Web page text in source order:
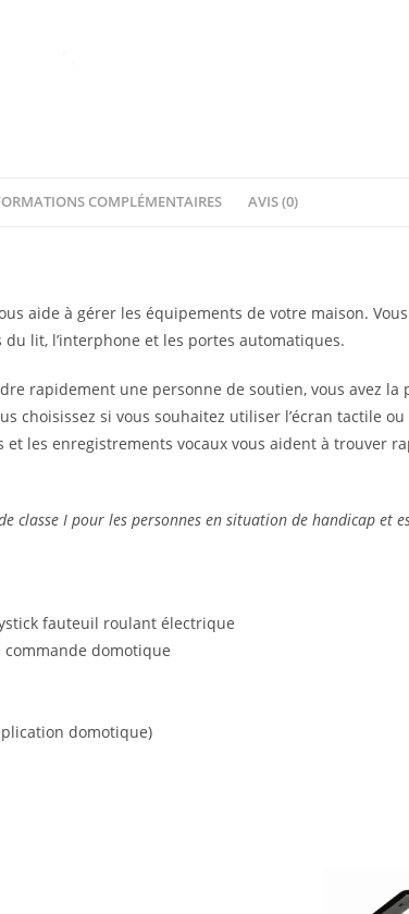
COMPLÉMENTAIRES AVIS (0)
aide à gérer les équipements de votre maison.
lit, l’interphone et les portes automatiques.
rapidement une personne de soutien, vous avez la
choisissez si vous souhaitez utiliser l’écran tactile
les enregistrements vocaux vous aident à trouver
classe I pour les personnes en situation de handicap et
fauteuil roulant électrique
domotique
domotique)